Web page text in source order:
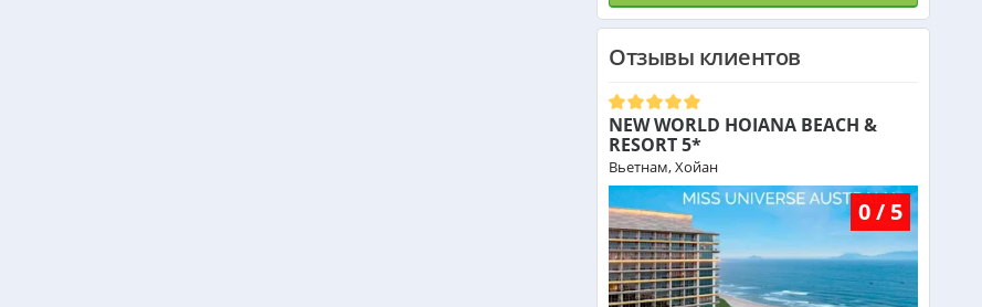
Оман из Алматы
Отзывы клиентов
NEW WORLD HOIANA BEACH &
RESORT 5*
Вьетнам, Хойан
0 / 5